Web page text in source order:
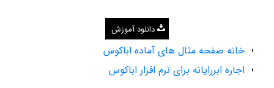
دانلود آموزش
خانه صفحه مثال های آماده اباکوس
اجاره ابررایانه برای نرم افزار اباکوس